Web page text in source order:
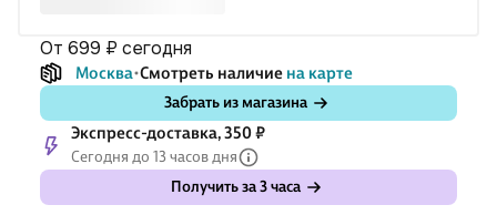
от 699 ₽ сегодня
Москва Смотреть наличие на карте
Забрать из магазина
Экспресс-доставка, 350 ₽
Сегодня до 13 часов дня
Получить за 3 часа